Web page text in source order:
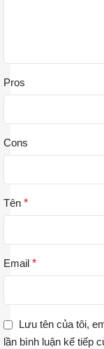
Pros
Cons
Tên *
Email *
Lưu tên của tôi,
lần bình luận kế tiếp